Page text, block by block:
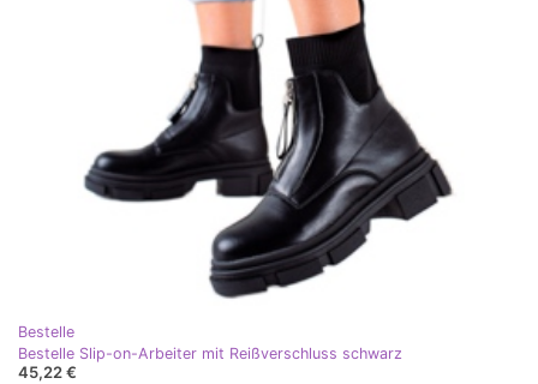
Bestelle
Bestelle Slip-on-Arbeiter mit Reißverschluss schwarz
45,22 €